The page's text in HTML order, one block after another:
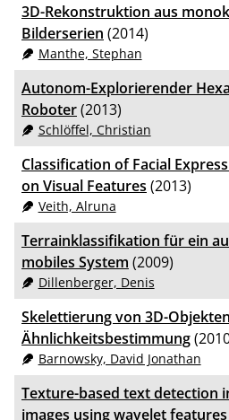
3D-Rekonstruktion aus
Bilderserien (2014)
Manthe, Stephan
Autonom-Explorierender
Roboter(2013)
Schlöffel, Christian
Classification of Facial
on Visual Features (2013)
Veith, Alruna
Terrainklassifikation für ein
mobiles System (2009)
Dillenberger, Denis
Skelettierung von 3D-
Ähnlichkeitsbestimmung
Barnowsky, David Jonathan
Texture-based text detection
images using wavelet